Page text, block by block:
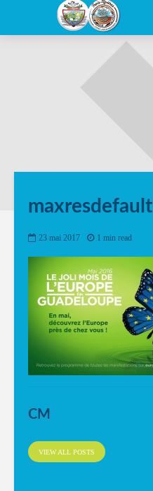
maxresdefault
23 mai 2017 1 min read
CM
VIEW ALL POSTS